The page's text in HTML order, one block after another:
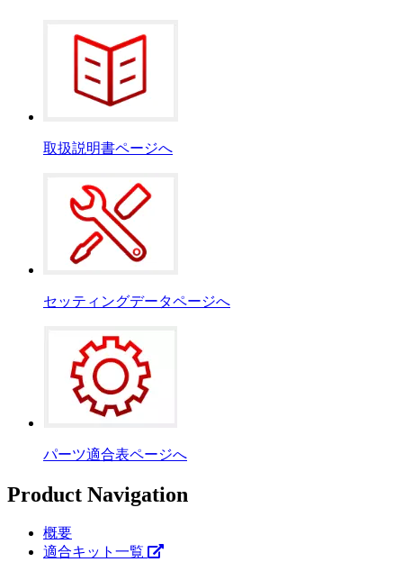
取扱説明書ページへ
セッティングデータページへ
パーツ適合表ページへ
Product Navigation
概要
適合キット一覧